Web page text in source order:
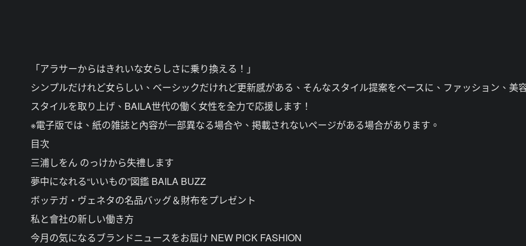
「アラサーからはきれいな女らしさに乗り換える！」
シンプルだけれど女らしい、ベーシックだけれど更新感がある、そんなスタイル提案をベースに、ファッション、美
スタイルを取り上げ、BAILA世代の働く女性を全力で応援します！
※電子版では、紙の雑誌と內容が一部異なる場合や、掲載されないページがある場合があります。
目次
三浦しをん のっけから失禮します
夢中になれる“いいもの”図鑑 BAILA BUZZ
ボッテガ・ヴェネタの名品バッグ＆財布をプレゼント
私と會社の新しい働き方
今月の気になるブランドニュースをお屆け NEW PICK FASHION